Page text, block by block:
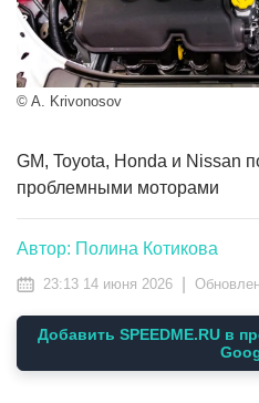
© A. Krivonosov
GM, Toyota, Honda и Nissan
проблемными моторами
Автор: Полина Котикова
23:13 14 июня 2026
Добавить SPEEDME.RU в